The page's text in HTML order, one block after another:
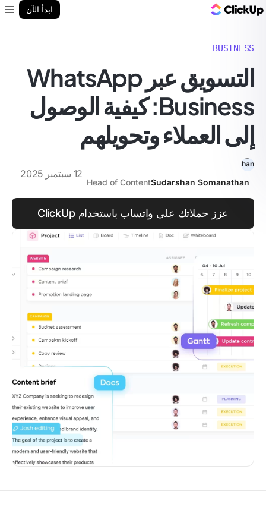
ابدأ الآن
BUSINESS
التسويق عبر WhatsApp
Business: كيفية الوصول
إلى العملاء وتحويلهم
Sudarshan Somanathan
Head of Content
12 سبتمبر 2025
عزز حملاتك على واتساب باستخدام ClickUp